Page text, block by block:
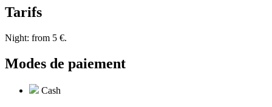
Tarifs
Night: from 5 €.
Modes de paiement
Cash